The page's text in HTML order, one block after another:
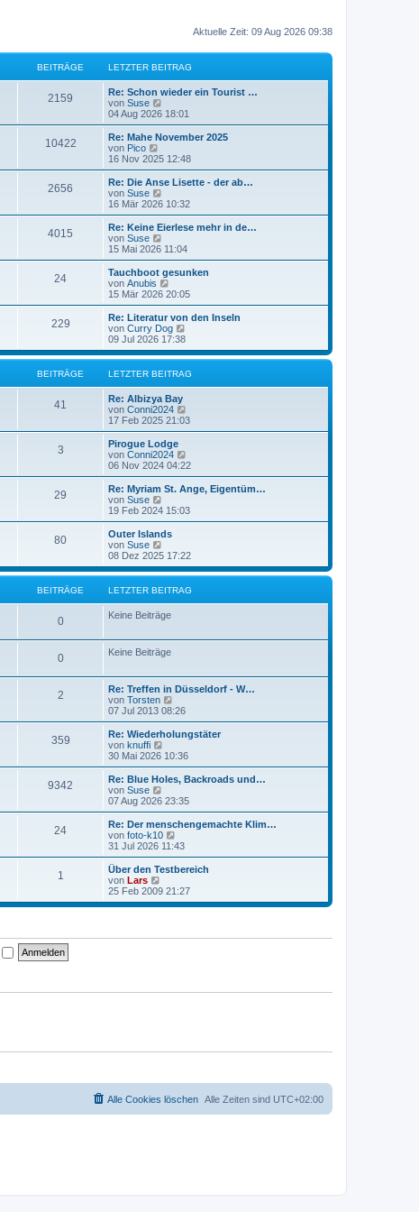
Aktuelle Zeit: 09 Aug 2026 09:38
BEITRÄGE LETZTER BEITRAG
2159
Re: Schon wieder ein Tourist …
von Suse
e
u
e
t
B
e
i
r
g
04 Aug 2026 18:01
10422
Re: Mahe November 2025
von Pico
e
u
e
s
t
r
B
e
i
r
a
g
16 Nov 2025 12:48
2656
Re: Die Anse Lisette - der ab…
von Suse
e
u
e
t
B
e
i
r
a
g
16 Mär 2026 10:32
4015
Re: Keine Eierlese mehr in de…
von Suse
e
u
e
s
t
B
e
i
t
a
g
15 Mai 2026 11:04
24
Tauchboot gesunken
von Anubis
e
u
e
s
t
r
B
e
i
t
r
a
g
15 Mär 2026 20:05
229
Re: Literatur von den Inseln
von Curry Dog
u
e
s
e
i
a
g
09 Jul 2026 17:38
BEITRÄGE LETZTER BEITRAG
41
Re: Albizya Bay
von Conni2024
e
u
t
B
e
i
g
17 Feb 2025 21:03
3
Pirogue Lodge
von Conni2024
e
u
e
t
e
i
t
a
g
06 Nov 2024 04:22
29
Re: Myriam St. Ange, Eigentüm…
von Suse
e
u
e
t
r
B
e
i
t
a
g
19 Feb 2024 15:03
80
Outer Islands
von Suse
e
u
e
s
r
e
i
a
g
08 Dez 2025 17:22
BEITRÄGE LETZTER BEITRAG
0 Keine Beiträge
0 Keine Beiträge
2
Re: Treffen in Düsseldorf - W…
von Torsten
e
u
e
t
B
e
i
r
a
g
07 Jul 2013 08:26
359
Re: Wiederholungstäter
von knuffi
e
u
e
t
B
e
i
r
g
30 Mai 2026 10:36
9342
Re: Blue Holes, Backroads und…
von Suse
e
u
e
s
t
B
e
t
g
07 Aug 2026 23:35
24
Re: Der menschengemachte Klim…
von foto-k10
e
u
e
t
r
i
31 Jul 2026 11:43
1
Über den Testbereich
von Lars
e
u
25 Feb 2009 21:27
Alle Zeiten sind UTC+02:00
Alle Cookies löschen